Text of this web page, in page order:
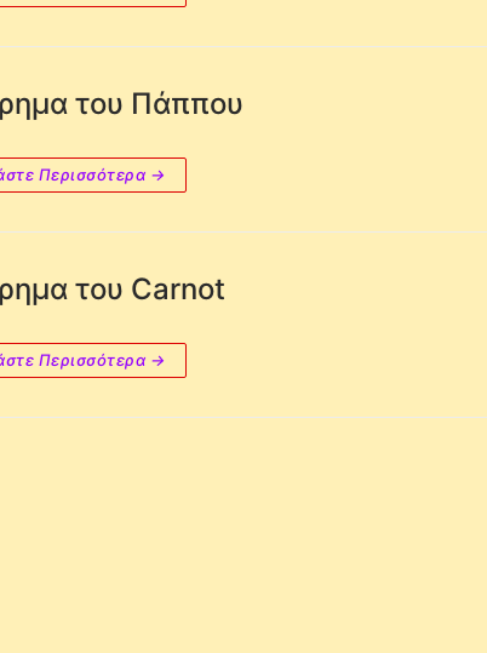
του Πάππου
Περισσότερα →
του Carnot
Περισσότερα →